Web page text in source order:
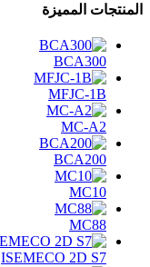
المنتجات المميزة
BCA300
MFJC-1B
MC-A2
BCA200
MC10
MC88
ISEMECO 2D S7